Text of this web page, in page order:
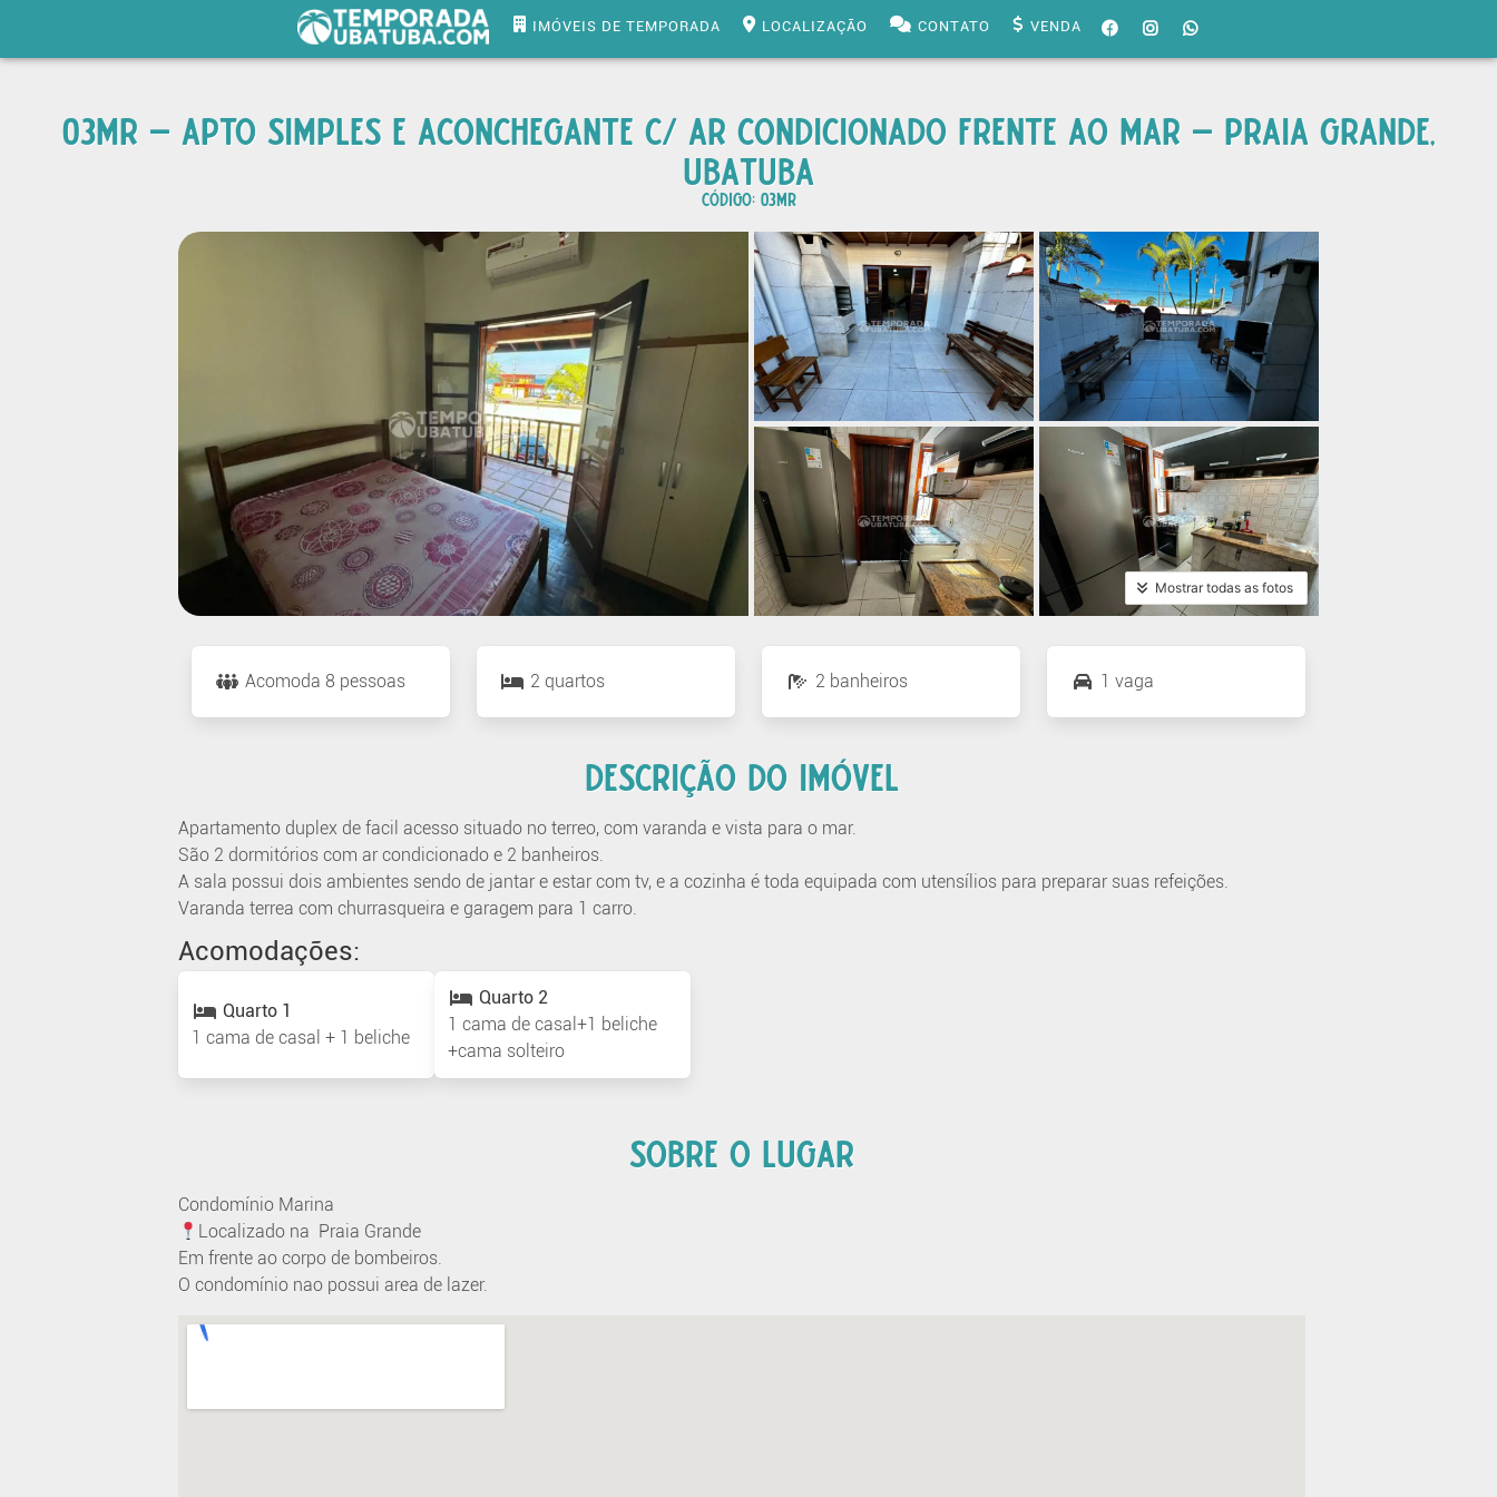
IMÓVEIS DE TEMPORADA LOCALIZAÇÃO CONTATO VENDA
03MR – APTO SIMPLES E ACONCHEGANTE C/ AR CONDICIONADO FRENTE AO MAR – PRAIA GRANDE,
UBATUBA
CÓDIGO: 03mr
Mostrar todas as fotos
Acomoda 8 pessoas 2 quartos 2 banheiros 1 vaga
DESCRIÇÃO DO IMÓVEL
Apartamento duplex de facil acesso situado no terreo, com varanda e vista para o mar.
São 2 dormitórios com ar condicionado e 2 banheiros.
A sala possui dois ambientes sendo de jantar e estar com tv, e a cozinha é toda equipada com utensílios para preparar suas refeições.
Varanda terrea com churrasqueira e garagem para 1 carro.
Acomodações:
Quarto 1
1 cama de casal + 1 beliche
Quarto 2
1 cama de casal+1 beliche
+cama solteiro
SOBRE O LUGAR
Condomínio Marina
Localizado na Praia Grande
Em frente ao corpo de bombeiros.
O condomínio nao possui area de lazer.